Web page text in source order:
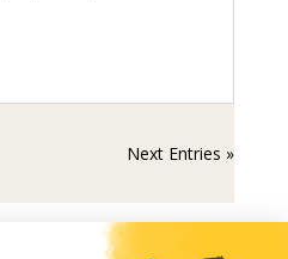
Next Entries »